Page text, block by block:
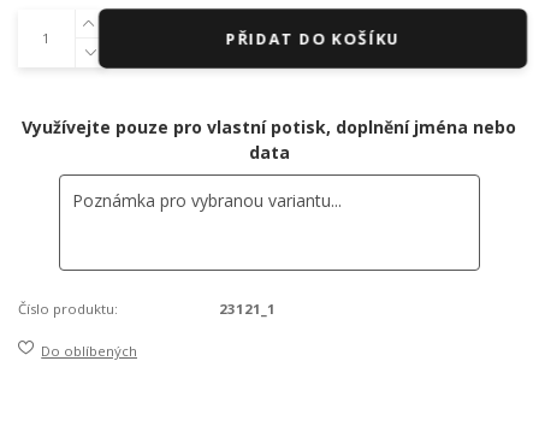
PŘIDAT DO KOŠÍKU
Využívejte pouze pro vlastní potisk, doplnění jména nebo
data
Číslo produktu: 23121_1
Do oblíbených